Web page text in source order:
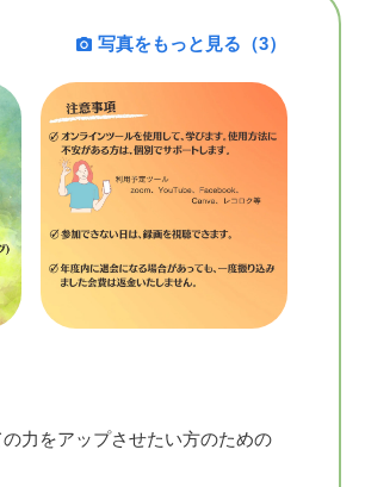
写真をもっと見る（3）
力をアップさせたい方のための